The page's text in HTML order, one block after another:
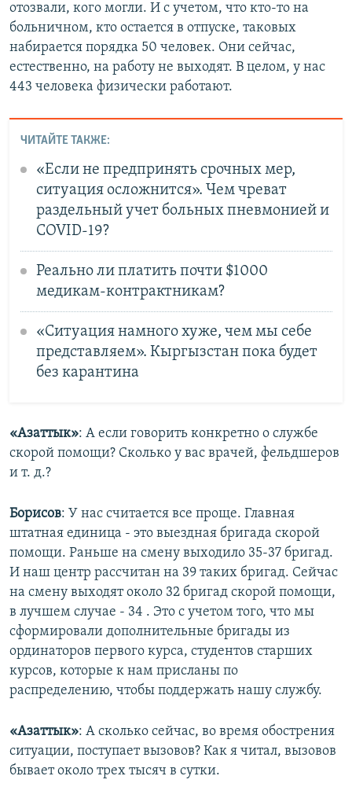
отозвали, кого могли. И с учетом, что кто-то на
больничном, кто остается в отпуске, таковых
набирается порядка 50 человек. Они сейчас,
естественно, на работу не выходят. В целом, у нас
443 человека физически работают.
ЧИТАЙТЕ ТАКЖЕ:
«Если не предпринять срочных мер,
ситуация осложнится». Чем чреват
раздельный учет больных пневмонией и
COVID-19?
Реально ли платить почти $1000
медикам-контрактникам?
«Ситуация намного хуже, чем мы себе
представляем». Кыргызстан пока будет
без карантина
«Азаттык»: А если говорить конкретно о службе
скорой помощи? Сколько у вас врачей, фельдшеров
и т. д.?
Борисов: У нас считается все проще. Главная
штатная единица - это выездная бригада скорой
помощи. Раньше на смену выходило 35-37 бригад.
И наш центр рассчитан на 39 таких бригад. Сейчас
на смену выходят около 32 бригад скорой помощи,
в лучшем случае - 34 . Это с учетом того, что мы
сформировали дополнительные бригады из
ординаторов первого курса, студентов старших
курсов, которые к нам присланы по
распределению, чтобы поддержать нашу службу.
«Азаттык»: А сколько сейчас, во время обострения
ситуации, поступает вызовов? Как я читал, вызовов
бывает около трех тысяч в сутки.